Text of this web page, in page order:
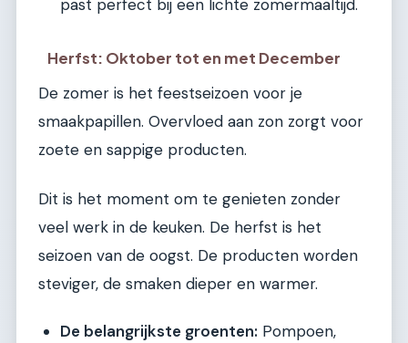
past perfect bij een lichte zomermaaltijd.
Herfst: Oktober tot en met December
De zomer is het feestseizoen voor je
smaakpapillen. Overvloed aan zon zorgt voor
zoete en sappige producten.
Dit is het moment om te genieten zonder
veel werk in de keuken. De herfst is het
seizoen van de oogst. De producten worden
steviger, de smaken dieper en warmer.
De belangrijkste groenten: Pompoen,